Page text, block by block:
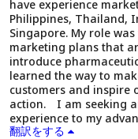
have experience
Philippines, Thailand,
Singapore. My role
marketing plans that
introduce
learned the way to
customers and inspire
action. I am seeking
experience to my
翻訳をする